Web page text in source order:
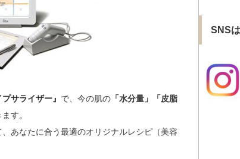
プサライザー』 で、今の肌の 「水分量」「皮脂
す。
あなたに合う最適のオリジナルレシピ（美容
SNS